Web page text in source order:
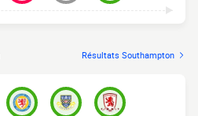
Résultats Southampton